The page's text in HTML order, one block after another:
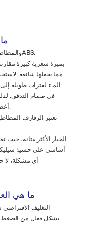
هناك ثلاث مواد شائعة في السوق: PVC، والمطاط، وABS.
مما يجعلها شائعة
الماء لفترات طويلة
في صمام التدفق.
تعتبر الرفارف
أساسي على حشية
أي مشكلة، لا
ما هي
التغليف
بشكل فعال من الضغط